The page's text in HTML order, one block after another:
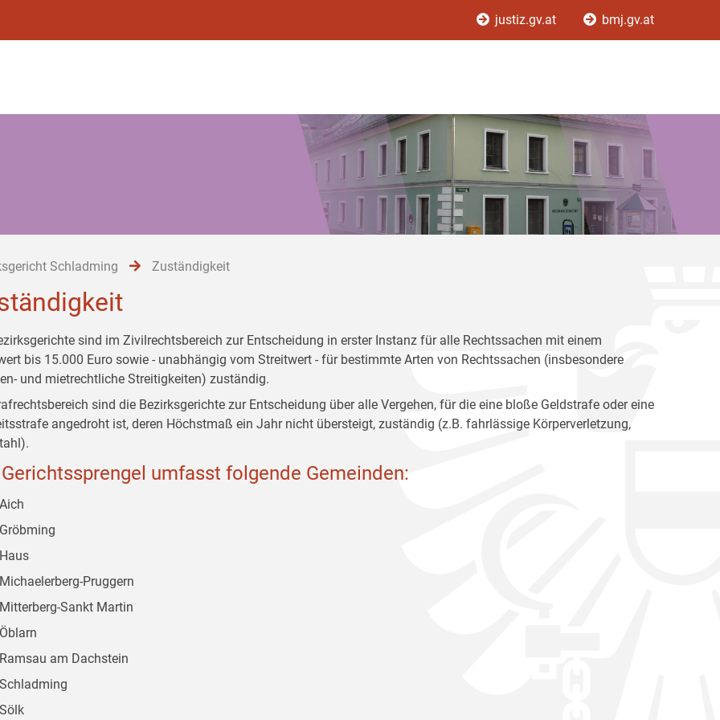
justiz.gv.at bmj.gv.at
Schladming Zuständigkeit
sind im Zivilrechtsbereich zur Entscheidung in erster Instanz für alle Rechtssachen mit einem
bis 15.000 Euro sowie - unabhängig vom Streitwert - für bestimmte Arten von Rechtssachen (insbesondere
und mietrechtliche Streitigkeiten) zuständig.
sind die Bezirksgerichte zur Entscheidung über alle Vergehen, für die eine bloße Geldstrafe oder eine
angedroht ist, deren Höchstmaß ein Jahr nicht übersteigt, zuständig (z.B. fahrlässige Körperverletzung,
Gerichtssprengel umfasst folgende Gemeinden:
Aich
Gröbming
Haus
Michaelerberg-Pruggern
Mitterberg-Sankt Martin
Öblarn
Ramsau am Dachstein
Schladming
Sölk